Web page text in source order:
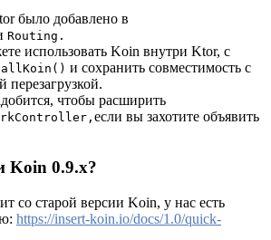
было добавлено в
Routing.
использовать Koin внутри Ktor, с
и сохранить совместимость с
перезагрузкой.
чтобы расширить
если вы захотите объявить
Koin 0.9.x?
со старой версии Koin, у нас есть
https://insert-koin.io/docs/1.0/quick-